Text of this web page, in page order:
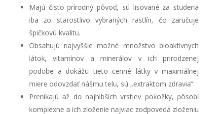
Majú čisto prírodný pôvod, sú lisované za studena
iba zo starostlivo vybraných rastlín, čo zaručuje
špičkovú kvalitu.
Obsahujú najvyššie možné množstvo bioaktívnych
látok, vitamínov a minerálov v ich prirodzenej
podobe a dokážu tieto cenné látky v maximálnej
miere odovzdať nášmu telu, sú „extraktom zdravia“.
Prenikajú až do najhlbších vrstiev pokožky, pôsobí
komplexne a ich zloženie najviac zodpovedá zloženiu